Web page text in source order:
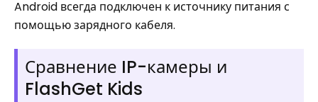
Android всегда подключен к источнику питания с
помощью зарядного кабеля.
Сравнение IP-камеры и
FlashGet Kids